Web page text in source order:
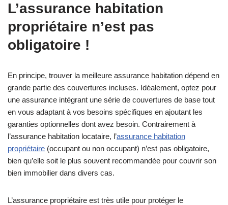
L’assurance habitation
propriétaire n’est pas
obligatoire !
En principe, trouver la meilleure assurance habitation dépend en
grande partie des couvertures incluses. Idéalement, optez pour
une assurance intégrant une série de couvertures de base tout
en vous adaptant à vos besoins spécifiques en ajoutant les
garanties optionnelles dont avez besoin. Contrairement à
l’assurance habitation locataire, l’assurance habitation
propriétaire (occupant ou non occupant) n’est pas obligatoire,
bien qu’elle soit le plus souvent recommandée pour couvrir son
bien immobilier dans divers cas.
L’assurance propriétaire est très utile pour protéger le